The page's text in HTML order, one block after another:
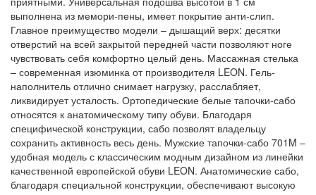
выполнена из мемори-пены, имеет покрытие анти-слип.
Главное преимущество модели – дышащий верх: десятки
отверстий на всей закрытой передней части позволяют ноге
чувствовать себя комфортно целый день. Массажная стелька
– современная изюминка от производителя LEON. Гель-
наполнитель отлично снимает нагрузку, расслабляет,
ликвидирует усталость. Ортопедические белые тапочки-сабо
относятся к анатомическому типу обуви. Благодаря
специфической конструкции, сабо позволят владельцу
сохранить активность весь день. Мужские тапочки-сабо 701M –
удобная модель с классическим модным дизайном из линейки
качественной европейской обуви LEON. Анатомические сабо,
благодаря специальной конструкции, обеспечивают высокую